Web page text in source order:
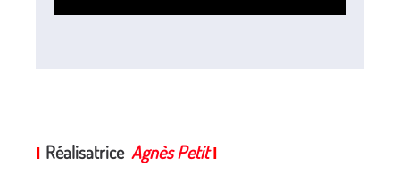
Réalisatrice Agnès Petit